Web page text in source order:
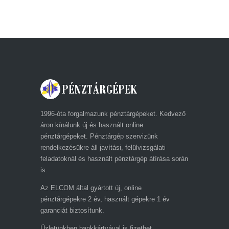
1996-óta forgalmazunk pénztárgépeket. Kedvező
áron kínálunk új és használt online
pénztárgépeket. Pénztárgép szervizünk
rendelkezésükre áll javítási, felülvizsgálati
feladatoknál és használt pénztárgép átírása során
is.
Az ELCOM által gyártott új, online
pénztárgépekre 2 év, használt gépekre 1 év
garanciát biztosítunk.